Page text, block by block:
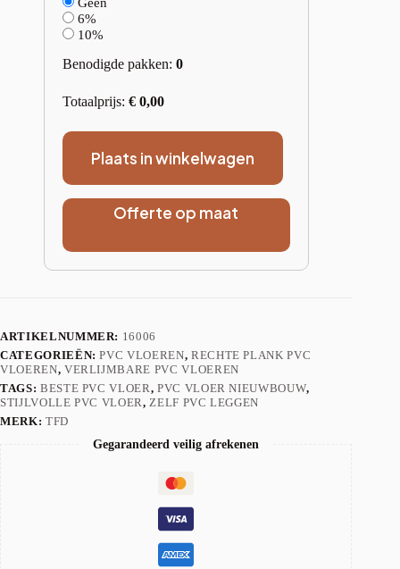
6%
10%
Benodigde pakken: 0
Totaalprijs: € 0,00
Plaats in winkelwagen
Offerte op maat
ARTIKELNUMMER: 16006
CATEGORIEËN:PVC VLOEREN, RECHTE PLANK PVC
VLOEREN, VERLIJMBARE PVC VLOEREN
TAGS: BESTE PVC VLOER, PVC VLOER NIEUWBOUW,
STIJLVOLLE PVC VLOER, ZELF PVC LEGGEN
MERK: TFD
Gegarandeerd veilig afrekenen